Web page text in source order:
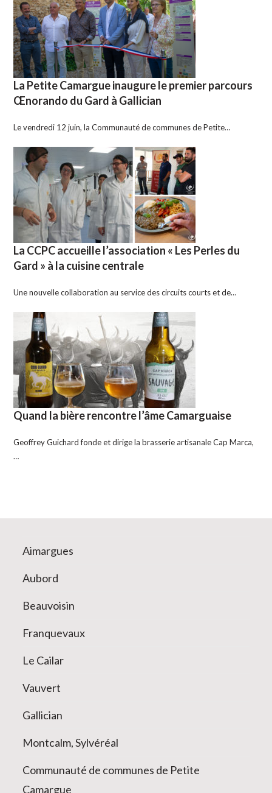
La Petite Camargue inaugure le premier parcours
Œnorando du Gard à Gallician
Le vendredi 12 juin, la Communauté de communes de Petite…
La CCPC accueille l’association « Les Perles du
Gard » à la cuisine centrale
Une nouvelle collaboration au service des circuits courts et de…
Quand la bière rencontre l’âme Camarguaise
Geoffrey Guichard fonde et dirige la brasserie artisanale Cap Marca,
…
Aimargues
Aubord
Beauvoisin
Franquevaux
Le Cailar
Vauvert
Gallician
Montcalm, Sylvéréal
Communauté de communes de Petite
Camargue